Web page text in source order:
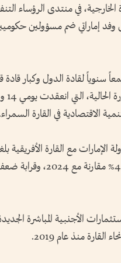
وفد إماراتي ضم مسؤولين
سنوياً لقادة الدول وكبار
مليار دولار في 2025 محققة نمواً
الأجنبية المباشرة